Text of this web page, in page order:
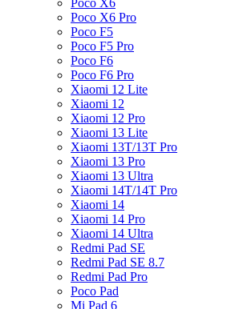
Poco X6
Poco X6 Pro
Poco F5
Poco F5 Pro
Poco F6
Poco F6 Pro
Xiaomi 12 Lite
Xiaomi 12
Xiaomi 12 Pro
Xiaomi 13 Lite
Xiaomi 13T/13T Pro
Xiaomi 13 Pro
Xiaomi 13 Ultra
Xiaomi 14T/14T Pro
Xiaomi 14
Xiaomi 14 Pro
Xiaomi 14 Ultra
Redmi Pad SE
Redmi Pad SE 8.7
Redmi Pad Pro
Poco Pad
Mi Pad 6